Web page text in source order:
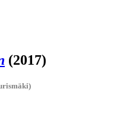
(2017)